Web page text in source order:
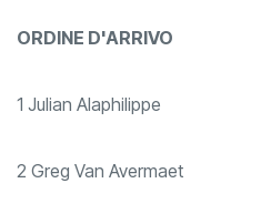
ORDINE D'ARRIVO
1 Julian Alaphilippe
2 Greg Van Avermaet